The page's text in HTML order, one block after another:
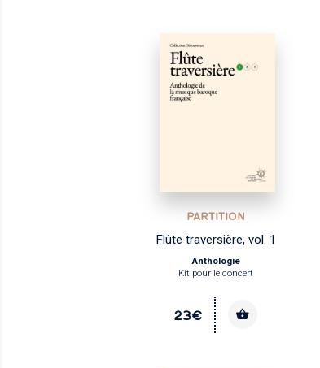
PARTITION
Flûte traversière, vol. 1
Anthologie
Kit pour le concert
23€